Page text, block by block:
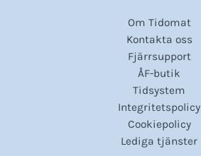
Om Tidomat
Kontakta oss
Fjärrsupport
ÅF-butik
Tidsystem
Integritetspolicy
Cookiepolicy
Lediga tjänster